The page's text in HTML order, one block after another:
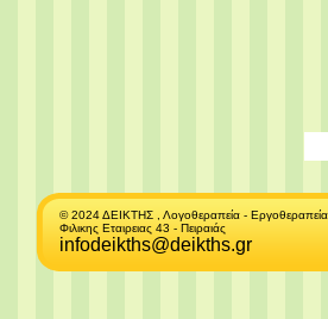
© 2024 ΔΕΙΚΤΗΣ , Λογοθεραπεία - Εργοθεραπεία
Φιλικης Εταιρειας 43 - Πειραιάς
infodeikths@deikths.gr